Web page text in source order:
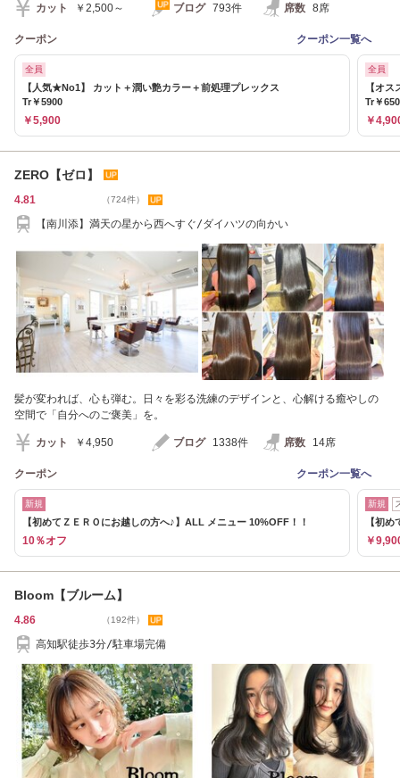
カット ￥2,500～ ブログ 793件 席数 8席
クーポン クーポン一覧へ
全員
【人気★No1】 カット＋潤い艶カラー＋前処理プレックス
Tr￥5900
￥5,900
全員
【オ
Tr￥
￥
ZERO【ゼロ】
4.81 （724件）
【南川添】満天の星から西へすぐ/ダイハツの向かい
髪が変われば、心も弾む。日々を彩る洗練のデザインと、心解ける癒やしの
空間で「自分へのご褒美」を。
カット ￥4,950 ブログ 1338件 席数 14席
クーポン クーポン一覧へ
新規
【初めてＺＥＲＯにお越しの方へ♪】ALL メニュー 10%OFF！！
10％オフ
新規
【初
￥
Bloom【ブルーム】
4.86 （192件）
高知駅徒歩3分/駐車場完備